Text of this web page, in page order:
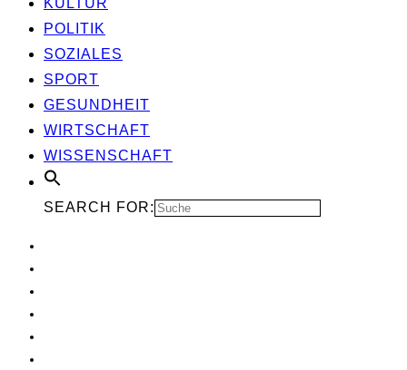
KUL­TUR
POLI­TIK
SOZIA­LES
SPORT
GESUND­HEIT
WIRT­SCHAFT
WIS­SEN­SCHAFT
SEARCH FOR: